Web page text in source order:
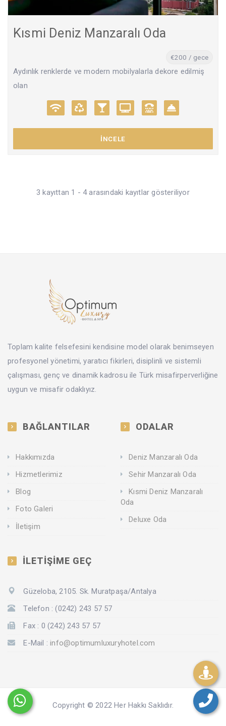
Kısmi Deniz Manzaralı Oda
€200 / gece
Aydınlık renklerde ve modern mobilyalarla dekore edilmiş
olan
İNCELE
3 kayıttan 1 - 4 arasındaki kayıtlar gösteriliyor
Toplam kalite felsefesini kendisine model olarak benimseyen
profesyonel yönetimi, yaratıcı fikirleri, disiplinli ve sistemli
çalışması, genç ve dinamik kadrosu ile Türk misafirperverliğine
uygun ve misafir odaklıyız.
BAĞLANTILAR
Hakkımızda
Hizmetlerimiz
Blog
Foto Galeri
İletişim
ODALAR
Deniz Manzaralı Oda
Sehir Manzaralı Oda
Kısmi Deniz Manzaralı
Oda
Deluxe Oda
İLETİŞİME GEÇ
Güzeloba, 2105. Sk. Muratpaşa/Antalya
Telefon : (0242) 243 57 57
Fax : 0 (242) 243 57 57
E-Mail :info@optimumluxuryhotel.com
Copyright © 2022 Her Hakkı Saklıdır.